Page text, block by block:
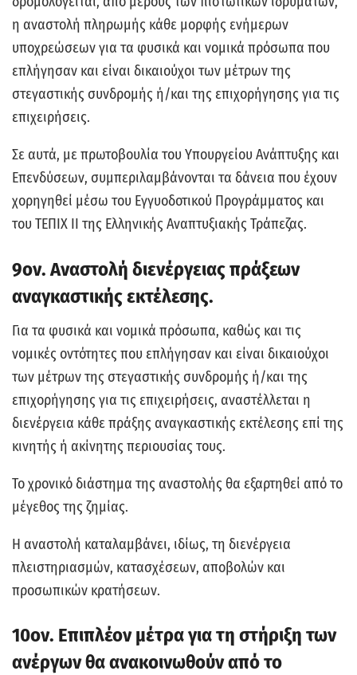
η αναστολή πληρωμής κάθε μορφής ενήμερων
υποχρεώσεων για τα φυσικά και νομικά πρόσωπα που
επλήγησαν και είναι δικαιούχοι των μέτρων της
στεγαστικής συνδρομής ή/και της επιχορήγησης για τις
επιχειρήσεις.
Σε αυτά, με πρωτοβουλία του Υπουργείου Ανάπτυξης και
Επενδύσεων, συμπεριλαμβάνονται τα δάνεια που έχουν
χορηγηθεί μέσω του Εγγυοδοτικού Προγράμματος και
του ΤΕΠΙΧ ΙΙ της Ελληνικής Αναπτυξιακής Τράπεζας.
9ον. Αναστολή διενέργειας πράξεων
αναγκαστικής εκτέλεσης.
Για τα φυσικά και νομικά πρόσωπα, καθώς και τις
νομικές οντότητες που επλήγησαν και είναι δικαιούχοι
των μέτρων της στεγαστικής συνδρομής ή/και της
επιχορήγησης για τις επιχειρήσεις, αναστέλλεται η
διενέργεια κάθε πράξης αναγκαστικής εκτέλεσης επί της
κινητής ή ακίνητης περιουσίας τους.
Το χρονικό διάστημα της αναστολής θα εξαρτηθεί από το
μέγεθος της ζημίας.
Η αναστολή καταλαμβάνει, ιδίως, τη διενέργεια
πλειστηριασμών, κατασχέσεων, αποβολών και
προσωπικών κρατήσεων.
10ον. Επιπλέον μέτρα για τη στήριξη των
ανέργων θα ανακοινωθούν από το